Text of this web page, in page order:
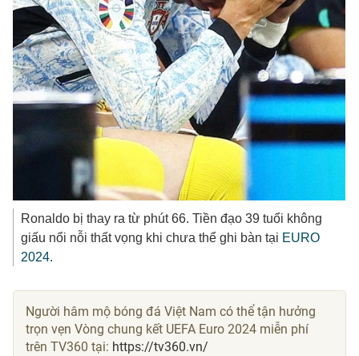
Ronaldo bị thay ra từ phút 66. Tiền đạo 39 tuổi không
giấu nổi nỗi thất vọng khi chưa thể ghi bàn tại EURO
2024.
Người hâm mộ bóng đá Việt Nam có thể tận hưởng
trọn vẹn Vòng chung kết UEFA Euro 2024 miễn phí
trên TV360 tại: https://tv360.vn/